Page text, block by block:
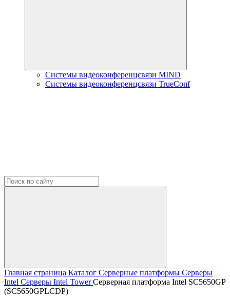
Системы видеоконференцсвязи MIND
Системы видеоконференцсвязи TrueConf
Главная страница Каталог Серверные платформы Серверы
Intel Серверы Intel Tower Серверная платформа Intel SC5650GP
(SC5650GPLCDP)